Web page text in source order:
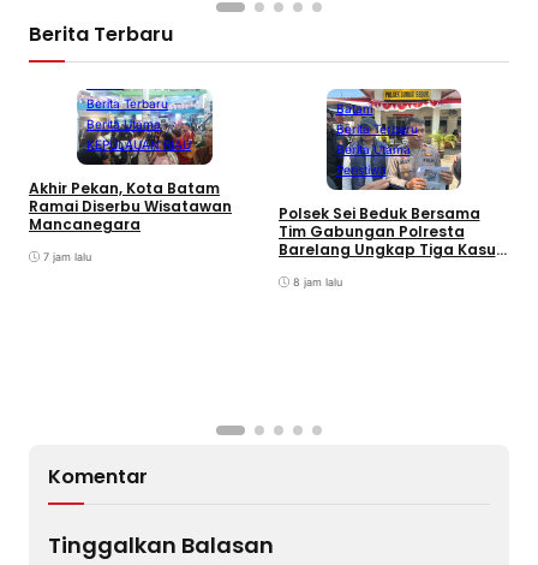
Berita Terbaru
Berita Terbaru
Berita Utama
KEPULAUAN RIAU
Akhir Pekan, Kota Batam
Ramai Diserbu Wisatawan
Mancanegara
7 jam lalu
Batam
Berita Terbaru
Berita Utama
Peristiwa
Polsek Sei Beduk Bersama
Tim Gabungan Polresta
Barelang Ungkap Tiga Kasus
8 jam lalu
Komentar
Tinggalkan Balasan